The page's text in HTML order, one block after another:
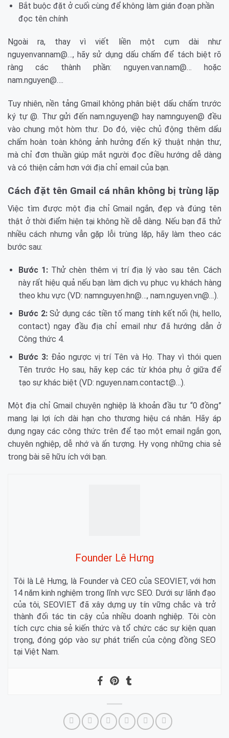
Bắt buộc đặt ở cuối cùng để không làm gián đoạn phần
đọc tên chính
Ngoài ra, thay vì viết liền một cụm dài như
nguyenvannam@…, hãy sử dụng dấu chấm để tách biệt rõ
ràng các thành phần: nguyen.van.nam@… hoặc
nam.nguyen@….
Tuy nhiên, nền tảng Gmail không phân biệt dấu chấm trước
ký tự @. Thư gửi đến nam.nguyen@ hay namnguyen@ đều
vào chung một hòm thư. Do đó, việc chủ động thêm dấu
chấm hoàn toàn không ảnh hưởng đến kỹ thuật nhận thư,
mà chỉ đơn thuần giúp mắt người đọc điều hướng dễ dàng
và có thiện cảm hơn với địa chỉ email của bạn.
Cách đặt tên Gmail cá nhân không bị trùng lặp
Việc tìm được một địa chỉ Gmail ngắn, đẹp và đúng tên
thật ở thời điểm hiện tại không hề dễ dàng. Nếu bạn đã thử
nhiều cách nhưng vẫn gặp lỗi trùng lặp, hãy làm theo các
bước sau:
Bước 1:Thử chèn thêm vị trí địa lý vào sau tên. Cách
này rất hiệu quả nếu bạn làm dịch vụ phục vụ khách hàng
theo khu vực (VD: namnguyen.hn@…, nam.nguyen.vn@…).
Bước 2:Sử dụng các tiền tố mang tính kết nối (hi, hello,
contact) ngay đầu địa chỉ email như đã hướng dẫn ở
Công thức 4.
Bước 3:Đảo ngược vị trí Tên và Họ. Thay vì thói quen
Tên trước Họ sau, hãy kẹp các từ khóa phụ ở giữa để
tạo sự khác biệt (VD: nguyen.nam.contact@…).
Một địa chỉ Gmail chuyên nghiệp là khoản đầu tư “0 đồng”
mang lại lợi ích dài hạn cho thương hiệu cá nhân. Hãy áp
dụng ngay các công thức trên để tạo một email ngắn gọn,
chuyên nghiệp, dễ nhớ và ấn tượng. Hy vọng những chia sẻ
trong bài sẽ hữu ích với bạn.
Founder Lê Hưng
Tôi là Lê Hưng, là Founder và CEO của SEOVIET, với hơn
14 năm kinh nghiệm trong lĩnh vực SEO. Dưới sự lãnh đạo
của tôi, SEOVIET đã xây dựng uy tín vững chắc và trở
thành đối tác tin cậy của nhiều doanh nghiệp. Tôi còn
tích cực chia sẻ kiến thức và tổ chức các sự kiện quan
trọng, đóng góp vào sự phát triển của cộng đồng SEO
tại Việt Nam.